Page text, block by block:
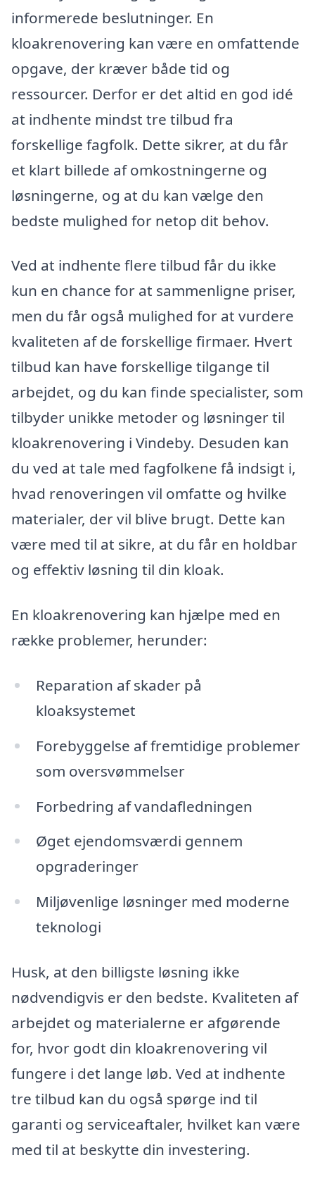
informerede beslutninger. En
kloakrenovering kan være en omfattende
opgave, der kræver både tid og
ressourcer. Derfor er det altid en god idé
at indhente mindst tre tilbud fra
forskellige fagfolk. Dette sikrer, at du får
et klart billede af omkostningerne og
løsningerne, og at du kan vælge den
bedste mulighed for netop dit behov.
Ved at indhente flere tilbud får du ikke
kun en chance for at sammenligne priser,
men du får også mulighed for at vurdere
kvaliteten af de forskellige firmaer. Hvert
tilbud kan have forskellige tilgange til
arbejdet, og du kan finde specialister, som
tilbyder unikke metoder og løsninger til
kloakrenovering i Vindeby. Desuden kan
du ved at tale med fagfolkene få indsigt i,
hvad renoveringen vil omfatte og hvilke
materialer, der vil blive brugt. Dette kan
være med til at sikre, at du får en holdbar
og effektiv løsning til din kloak.
En kloakrenovering kan hjælpe med en
række problemer, herunder:
Reparation af skader på
kloaksystemet
Forebyggelse af fremtidige problemer
som oversvømmelser
Forbedring af vandafledningen
Øget ejendomsværdi gennem
opgraderinger
Miljøvenlige løsninger med moderne
teknologi
Husk, at den billigste løsning ikke
nødvendigvis er den bedste. Kvaliteten af
arbejdet og materialerne er afgørende
for, hvor godt din kloakrenovering vil
fungere i det lange løb. Ved at indhente
tre tilbud kan du også spørge ind til
garanti og serviceaftaler, hvilket kan være
med til at beskytte din investering.